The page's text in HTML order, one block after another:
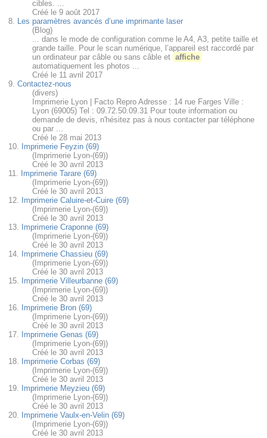
cibles. ...
Créé le 9 août 2017
8. Les paramètres avancés d’une imprimante laser
(Blog)
... dans le mode de configuration comme le A4, A3, petite taille et
grande taille. Pour le scan numérique, l’appareil est raccordé par
un ordinateur par câble ou sans câble et affiche
automatiquement les photos ...
Créé le 11 avril 2017
9.Contactez-nous
(divers)
Imprimerie Lyon | Facto Repro Adresse : 14 rue Farges Ville :
Lyon (69005) Tel : 09.72.50.09.31 Pour toute information ou
demande de devis, n'hésitez pas à nous contacter par téléphone
ou par ...
Créé le 28 mai 2013
10. Imprimerie Feyzin (69)
(Imprimerie Lyon-(69))
Créé le 30 avril 2013
11. Imprimerie Tarare (69)
(Imprimerie Lyon-(69))
Créé le 30 avril 2013
12. Imprimerie Caluire-et-Cuire (69)
(Imprimerie Lyon-(69))
Créé le 30 avril 2013
13. Imprimerie Craponne (69)
(Imprimerie Lyon-(69))
Créé le 30 avril 2013
14. Imprimerie Chassieu (69)
(Imprimerie Lyon-(69))
Créé le 30 avril 2013
15. Imprimerie Villeurbanne (69)
(Imprimerie Lyon-(69))
Créé le 30 avril 2013
16. Imprimerie Bron (69)
(Imprimerie Lyon-(69))
Créé le 30 avril 2013
17. Imprimerie Genas (69)
(Imprimerie Lyon-(69))
Créé le 30 avril 2013
18. Imprimerie Corbas (69)
(Imprimerie Lyon-(69))
Créé le 30 avril 2013
19. Imprimerie Meyzieu (69)
(Imprimerie Lyon-(69))
Créé le 30 avril 2013
20. Imprimerie Vaulx-en-Velin (69)
(Imprimerie Lyon-(69))
Créé le 30 avril 2013